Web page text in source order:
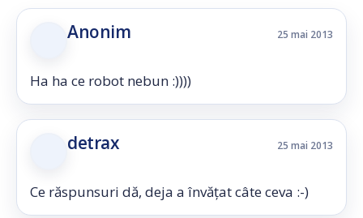
Anonim 25 mai 2013
Ha ha ce robot nebun :))))
detrax 25 mai 2013
Ce răspunsuri dă, deja a învățat câte ceva :-)